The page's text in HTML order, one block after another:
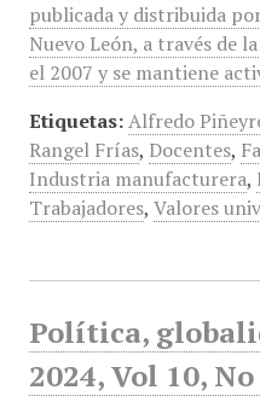
publicada y distribuida
Nuevo León, a través de
el 2007 y se mantiene
Etiquetas: Alfredo
Rangel Frías, Docentes,
Industria manufacturera,
Trabajadores, Valores
Política,
2024, Vol 10,